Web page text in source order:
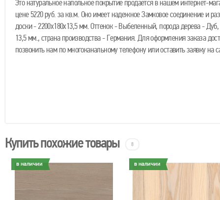
Это натуральное напольное покрытие продается в нашем интернет-
цене 5220 руб. за кв.м. Оно имеет надежное Замковое соединение и
доски - 2200х180х13,5 мм. Оттенок - Выбеленный, порода дерева -
13,5 мм., страна производства - Германия. Для оформления заказа
позвонить нам по многоканальному телефону или оставить заявку на
Купить похожие товары 8
в наличии в наличии